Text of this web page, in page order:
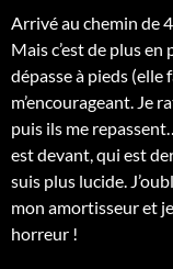
Arrivé au chemin de
Mais c’est de plus en
dépasse à pieds (elle
m’encourageant. Je
puis ils me
est devant, qui est
suis plus lucide.
mon amortisseur et
horreur !